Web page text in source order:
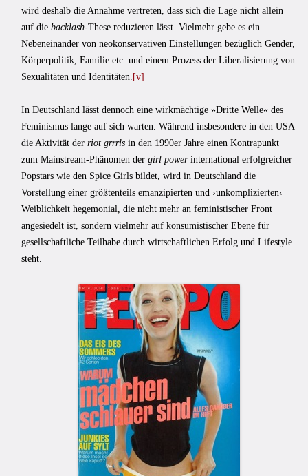
wird deshalb die Annahme vertreten, dass sich die Lage nicht allein
auf die backlash-These reduzieren lässt. Vielmehr gebe es ein
Nebeneinander von neokonservativen Einstellungen bezüglich Gender,
Körperpolitik, Familie etc. und einem Prozess der Liberalisierung von
Sexualitäten und Identitäten. [v]
In Deutschland lässt dennoch eine wirkmächtige »Dritte Welle« des
Feminismus lange auf sich warten. Während insbesondere in den USA
die Aktivität der riot grrrls in den 1990er Jahre einen Kontrapunkt
zum Mainstream-Phänomen der girl powerinternational erfolgreicher
Popstars wie den Spice Girls bildet, wird in Deutschland die
Vorstellung einer größtenteils emanzipierten und ›unkomplizierten‹
Weiblichkeit hegemonial, die nicht mehr an feministischer Front
angesiedelt ist, sondern vielmehr auf konsumistischer Ebene für
gesellschaftliche Teilhabe durch wirtschaftlichen Erfolg und Lifestyle
steht.